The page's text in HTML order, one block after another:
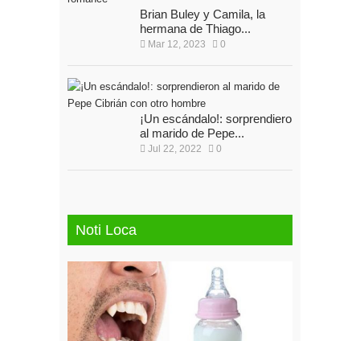
Brian Buley y Camila, la
hermana de Thiago...
Mar 12, 2023 0
¡Un escándalo!: sorprendieron
al marido de Pepe...
Jul 22, 2022 0
Noti Loca